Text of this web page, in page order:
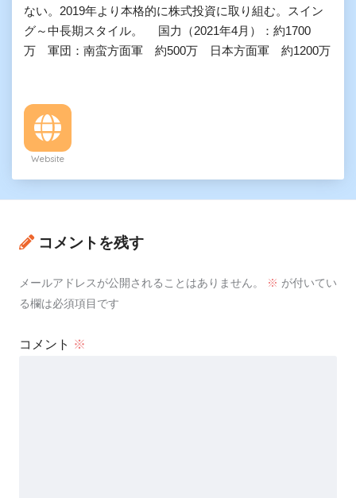
ない。2019年より本格的に株式投資に取り組む。スイン
グ～中長期スタイル。 国力（2021年4月）：約1700
万 軍団：南蛮方面軍 約500万 日本方面軍 約1200万
Website
コメントを残す
メールアドレスが公開されることはありません。 ※ が付いてい
る欄は必須項目です
コメント ※